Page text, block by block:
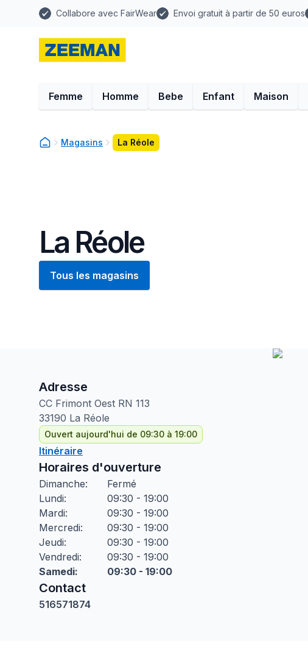
Collabore avec FairWear Envoi gratuit à partir de 50 euros
Femme Homme Bebe Enfant Maison
Magasins La Réole
La Réole
Tous les magasins
Adresse
CC Frimont Oest RN 113
33190 La Réole
Ouvert aujourd'hui de 09:30 à 19:00
Itinéraire
Horaires d'ouverture
Dimanche:
Fermé
Lundi:
09:30 - 19:00
Mardi:
09:30 - 19:00
Mercredi:
09:30 - 19:00
Jeudi:
09:30 - 19:00
Vendredi:
09:30 - 19:00
Samedi: 09:30 - 19:00
Contact
516571874